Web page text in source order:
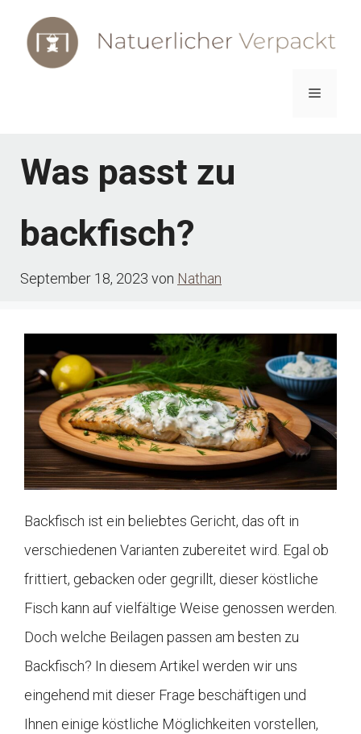
Inhalt
springen
Menü
Was passt zu
backfisch?
September 18, 2023 von Nathan
Backfisch ist ein beliebtes Gericht, das oft in
verschiedenen Varianten zubereitet wird. Egal ob
frittiert, gebacken oder gegrillt, dieser köstliche
Fisch kann auf vielfältige Weise genossen werden.
Doch welche Beilagen passen am besten zu
Backfisch? In diesem Artikel werden wir uns
eingehend mit dieser Frage beschäftigen und
Ihnen einige köstliche Möglichkeiten vorstellen,